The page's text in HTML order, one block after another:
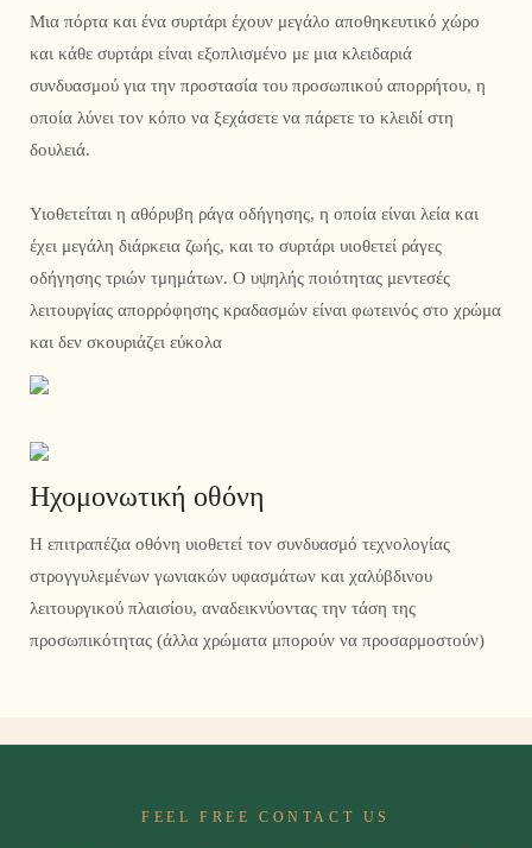
Μια πόρτα και ένα συρτάρι έχουν μεγάλο αποθηκευτικό χώρο
και κάθε συρτάρι είναι εξοπλισμένο με μια κλειδαριά
συνδυασμού για την προστασία του προσωπικού απορρήτου, η
οποία λύνει τον κόπο να ξεχάσετε να πάρετε το κλειδί στη
δουλειά.
Υιοθετείται η αθόρυβη ράγα οδήγησης, η οποία είναι λεία και
έχει μεγάλη διάρκεια ζωής, και το συρτάρι υιοθετεί ράγες
οδήγησης τριών τμημάτων. Ο υψηλής ποιότητας μεντεσές
λειτουργίας απορρόφησης κραδασμών είναι φωτεινός στο χρώμα
και δεν σκουριάζει εύκολα
Ηχομονωτική οθόνη
Η επιτραπέζια οθόνη υιοθετεί τον συνδυασμό τεχνολογίας
στρογγυλεμένων γωνιακών υφασμάτων και χαλύβδινου
λειτουργικού πλαισίου, αναδεικνύοντας την τάση της
προσωπικότητας (άλλα χρώματα μπορούν να προσαρμοστούν)
FEEL FREE CONTACT US